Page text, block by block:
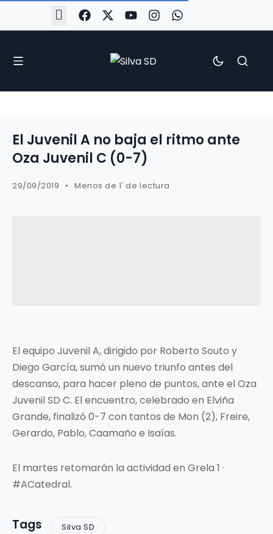
El Juvenil A no baja el ritmo ante
Oza Juvenil C (0-7)
29/09/2019 Menos de 1' de lectura
El equipo Juvenil A, dirigido por Roberto Souto y
Diego García, sumó un nuevo triunfo antes del
descanso, para hacer pleno de puntos, ante el Oza
Juvenil SD C. El encuentro, celebrado en Elviña
Grande, finalizó 0-7 con tantos de Mon (2), Freire,
Gerardo, Pablo, Caamaño e Isaías.
El martes retomarán la actividad en Grela 1 ·
#ACatedral.
Tags Silva SD